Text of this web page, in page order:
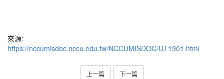
來源:
https://nccumisdoc.nccu.edu.tw/NCCUMISDOC/UT1901.html
上一篇 下一篇